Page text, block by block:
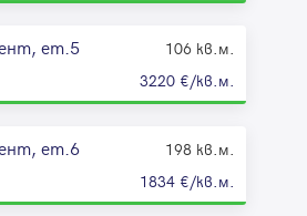
ет.5 106 кв.м.
3220 €/кв.м.
ет.6 198 кв.м.
1834 €/кв.м.